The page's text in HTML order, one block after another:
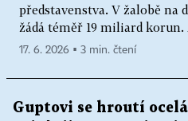
představenstva. V žalobě na
žádá téměř 19 miliard korun.
17. 6. 2026 ▪ 3 min. čtení
Guptovi se hroutí